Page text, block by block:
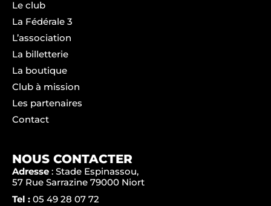
Le club
La Fédérale 3
L’association
La billetterie
La boutique
Club à mission
Les partenaires
Contact
NOUS CONTACTER
Adresse : Stade Espinassou,
57 Rue Sarrazine 79000 Niort
Tel : 05 49 28 07 72